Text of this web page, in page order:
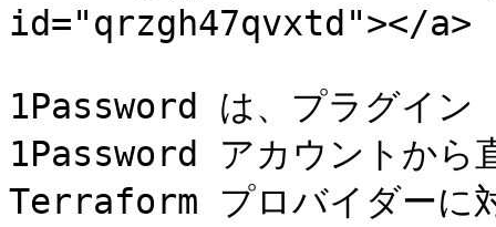
id="qrzgh47qvxtd"></a>
1Password は、プラグイン
1Password アカウントから
Terraform プロバイダーに